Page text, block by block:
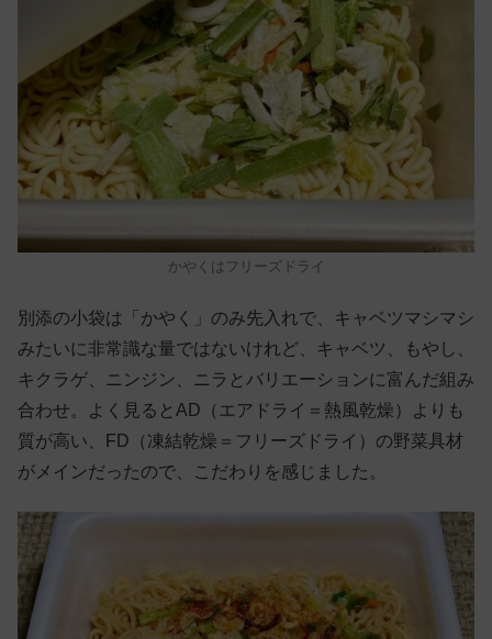
かやくはフリーズドライ
別添の小袋は「かやく」のみ先入れで、キャベツマシマシ
みたいに非常識な量ではないけれど、キャベツ、もやし、
キクラゲ、ニンジン、ニラとバリエーションに富んだ組み
合わせ。よく見るとAD（エアドライ＝熱風乾燥）よりも
質が高い、FD（凍結乾燥＝フリーズドライ）の野菜具材
がメインだったので、こだわりを感じました。